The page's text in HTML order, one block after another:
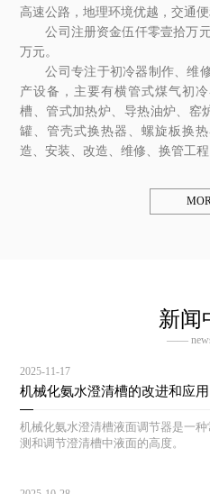
高速公路，地理环境优越，交通便
公司注册资金伍仟零壹拾万
万元。
公司专注于初冷器制作、维
产设备，主要有横管式煤气初
槽、管式加热炉、导热油炉、窑
罐、管壳式换热器、螺旋板换
造、安装、改造、维修、换管工程
新闻
——
2025-11-17
机械化氨水澄清槽的改进和应用
机械化氨水澄清槽液面调节器是一
测和调节澄清槽中液面的高度。